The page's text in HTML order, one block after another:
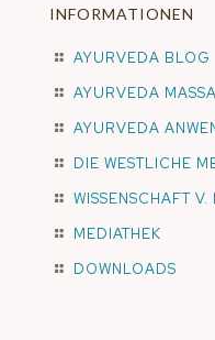
INFORMATIONEN
AYURVEDA BLOG
AYURVEDA
AYURVEDA
DIE WESTLICHE
WISSENSCHAFT V.
MEDIATHEK
DOWNLOADS